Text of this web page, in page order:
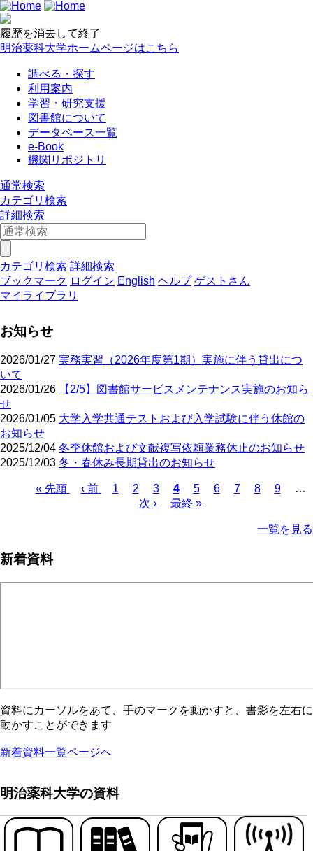
履歴を消去して終了
明治薬科大学ホームページはこちら
調べる・探す
利用案内
学習・研究支援
図書館について
データベース一覧
e-Book
機関リポジトリ
通常検索
カテゴリ検索
詳細検索
カテゴリ検索 詳細検索
ブックマーク ログイン English ヘルプ ゲストさん
マイライブラリ
お知らせ
2026/01/27 実務実習（2026年度第1期）実施に伴う貸出につ
いて
2026/01/26
【2/5】図書館サービスメンテナンス実施のお知ら
せ
2026/01/05 大学入学共通テストおよび入学試験に伴う休館の
お知らせ
2025/12/04 冬季休館および文献複写依頼業務休止のお知らせ
2025/12/03 冬・春休み長期貸出のお知らせ
り
先
« 先頭
前
‹ 前
ペ
1
ペ
ー
2
ペ
ー
3
カ
レ
4
ペ
ー
5
ペ
6
ペ
7
ペ
8
ペ
9
…
次
次 ›
最
最終 »
一覧を見る
新着資料
資料にカーソルをあて、手のマークを動かすと、書影を左右に
動かすことができます
新着資料一覧ページへ
明治薬科大学の資料